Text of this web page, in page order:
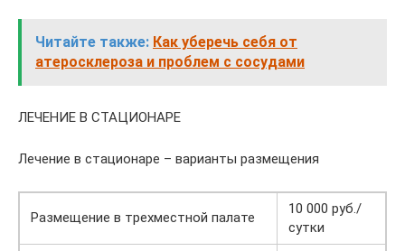
Читайте также: Как уберечь себя от
атеросклероза и проблем с сосудами
ЛЕЧЕНИЕ В СТАЦИОНАРЕ
Лечение в стационаре – варианты размещения
Размещение в трехместной палате
10 000 руб./
сутки